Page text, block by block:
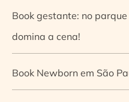
Book gestante: no
domina a cena!
Book Newborn em São